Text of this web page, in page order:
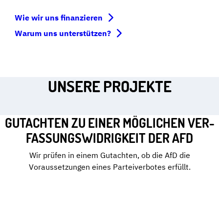
Wie wir uns finanzieren
Warum uns unterstützen?
UNSERE PROJEKTE
GUTACHTEN ZU EINER MÖGLICHEN VER­
FAS­SUNGS­WI­DRIG­KEIT DER AFD
Wir prüfen in einem Gutachten, ob die AfD die
Voraussetzungen eines Parteiverbotes erfüllt.